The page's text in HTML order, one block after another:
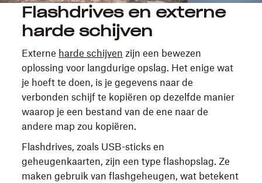
Flashdrives en externe
harde schijven
Externe harde schijven zijn een bewezen
oplossing voor langdurige opslag. Het enige wat
je hoeft te doen, is je gegevens naar de
verbonden schijf te kopiëren op dezelfde manier
waarop je een bestand van de ene naar de
andere map zou kopiëren.
Flashdrives, zoals USB-sticks en
geheugenkaarten, zijn een type flashopslag. Ze
maken gebruik van flashgeheugen, wat betekent